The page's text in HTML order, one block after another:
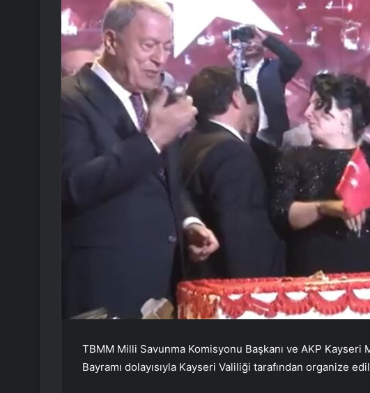
TBMM Milli Savunma Komisyonu Başkanı ve AKP
Bayramı dolayısıyla Kayseri Valiliği tarafından organize